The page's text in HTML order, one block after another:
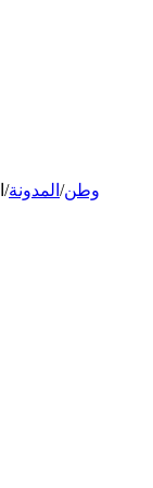
وطن/ المدونة/